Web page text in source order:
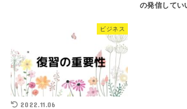
の発信してい
ビジネス
2022.11.06